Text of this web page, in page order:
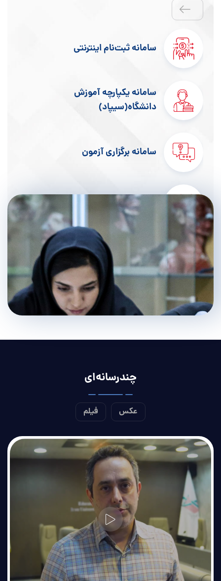
سامانه ثبت‌نام اینترنتی
سامانه یکپارچه آموزش
دانشگاه(سیپاد)
سامانه برگزاری آزمون
سامانه جامع طبیب
پژوهشیار
سامانه اسکان
سامانه تغذیه
چندرسانه‌ای
عکس فیلم